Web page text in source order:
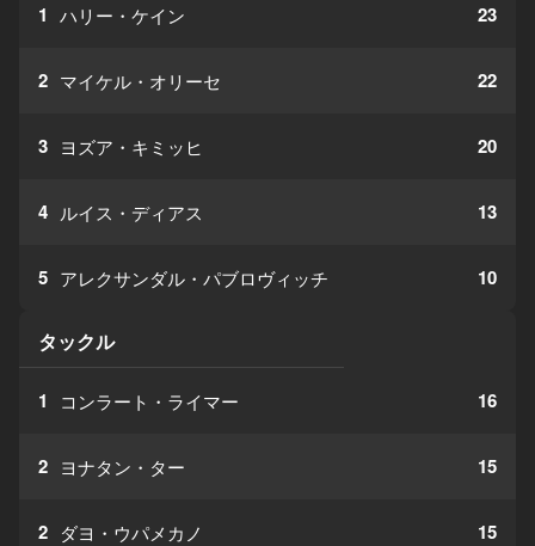
1 ハリー・ケイン 23
2 マイケル・オリーセ 22
3 ヨズア・キミッヒ 20
4 ルイス・ディアス 13
5 アレクサンダル・パブロヴィッチ 10
タックル
1 コンラート・ライマー 16
2 ヨナタン・ター 15
2 ダヨ・ウパメカノ 15